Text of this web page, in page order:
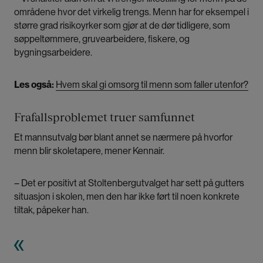
områdene hvor det virkelig trengs. Menn har for eksempel i
større grad risikoyrker som gjør at de dør tidligere, som
søppeltømmere, gruvearbeidere, fiskere, og
bygningsarbeidere.
Les også: Hvem skal gi omsorg til menn som faller utenfor?
Frafallsproblemet truer samfunnet
Et mannsutvalg bør blant annet se nærmere på hvorfor
menn blir skoletapere, mener Kennair.
– Det er positivt at Stoltenbergutvalget har sett på gutters
situasjon i skolen, men den har ikke ført til noen konkrete
tiltak, påpeker han.